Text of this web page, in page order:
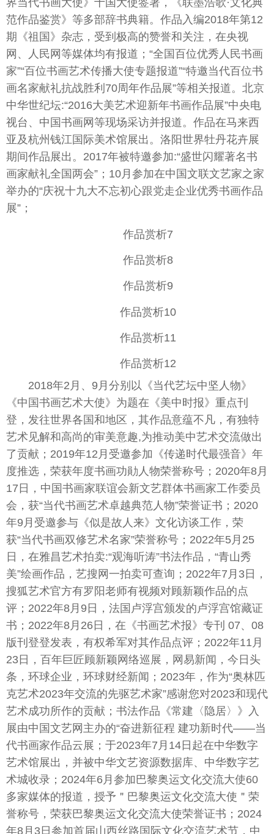
界当代书画大使》十国大使签署，《联墨浩歌·文化典
范作品鉴赏》等多部辞书典籍。作品入编2018年第12
期《祖国》杂志，受到极高的赞誉和关注，在央视
网、人民网等媒体均有报道；“全国百位优秀人民书画
家”“百位书画艺术传播大使专题报道”“特邀当代百位书
画名家献礼抗战胜利70周年作品展”等相关报道。北京
中华世纪坛:“2016大美艺术迎新年书画作品展”中央电
视台、中国书画网等现场采访并报道。作品在马来西
亚及杭州钱江国际美术馆展出。洛阳世界牡丹花卉展
期间作品展出。2017年被特邀参加:“盛世闪耀著名书
画家献礼全国两会”；10月参加在中国文联文艺家之家
举办的“庆祝十九大不忘初心跟党走企业优秀书画作品
展”；
作品赏析7
作品赏析8
作品赏析9
作品赏析10
作品赏析11
作品赏析12
2018年2月、9月分别以《当代艺坛中坚人物》
《中国书画艺术大使》为题在《美中时报》重点刊
登，发往世界各国和地区，其作品意蕴不凡，有独特
艺术见解和高尚的审美意趣,为推动美中艺术交流做出
了贡献；2019年12月受邀参加《传递时代最强音》年
度推选，荣获年度书画功勛人物荣誉称号；2020年8月
17日，中国书画家联谊会新文艺群体书画家工作委员
会，获“当代书画艺术卓越典范人物”荣誉证书；2020
年9月受邀参与《似是故人来》文化访谈工作，荣
获“当代书画双修艺术名家”荣誉称号；2022年5月25
日，在雅昌艺术拍卖:“观海听涛”书法作品，“青山秀
美”绘画作品，艺搜网一拍卖可查询；2022年7月3日，
搜狐艺术官方有罗阳老师有视频对顾新颖作品的点
评；2022年8月9日，法国卢浮宫颁发的卢浮宫馆藏证
书；2022年8月26日，在《书画艺术报》专刊 07、08
版刊登登发表，有权希军对其作品点评；2022年11月
23日，百年巨匠顾新颖网络巡展，网易新闻，今日头
条，环球企业，环球财经新闻；2023年，作为“奥林匹
克艺术2023年交流的先驱艺术家”感谢您对2023和现代
艺术成功所作的贡献；书法作品《常建〈隐居〉》入
展由中国文艺网主办的“奋进新征程 建功新时代——当
代书画家作品云展；于2023年7月14日起在中华数字
艺术馆展出，并被中华文艺资源数据库、中华数字艺
术城收录；2024年6月参加巴黎奥运文化交流大使60
多家媒体的报道，授予＂巴黎奥运文化交流大使＂荣
誉称号，荣获巴黎奥运文化交流大使荣誉证书；2024
年8月3日参加首届山西丝路国际文化交流艺术节，中